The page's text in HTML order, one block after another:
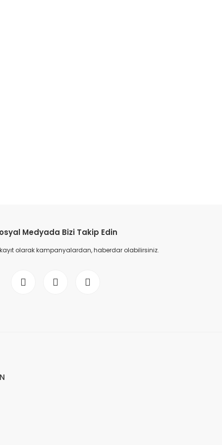
Medyada Bizi Takip Edin
olarak kampanyalardan, haberdar olabilirsiniz.